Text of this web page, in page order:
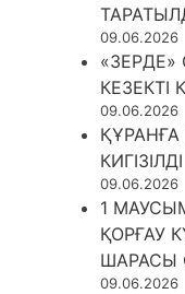
09.06.2026
КЕЗЕКТІ
09.06.2026
КИГІЗІЛДІ
09.06.2026
1
ҚОРҒАУ
ШАРАСЫ
09.06.2026